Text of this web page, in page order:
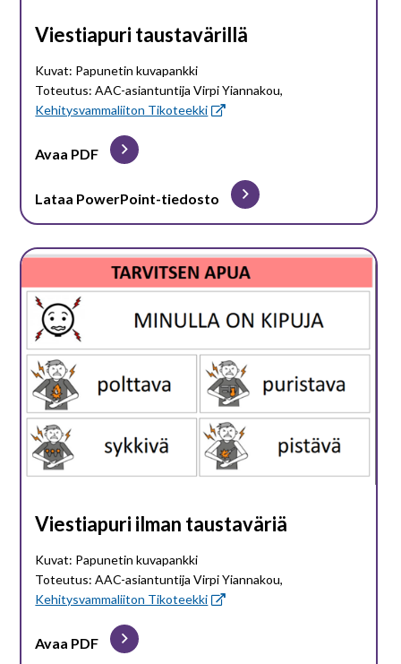
Viestiapuri taustavärillä
Kuvat: Papunetin kuvapankki
Toteutus: AAC-asiantuntija Virpi Yiannakou,
Kehitysvammaliiton Tikoteekki
Avaa PDF
Lataa PowerPoint-tiedosto
Viestiapuri ilman taustaväriä
Kuvat: Papunetin kuvapankki
Toteutus: AAC-asiantuntija Virpi Yiannakou,
Kehitysvammaliiton Tikoteekki
Avaa PDF